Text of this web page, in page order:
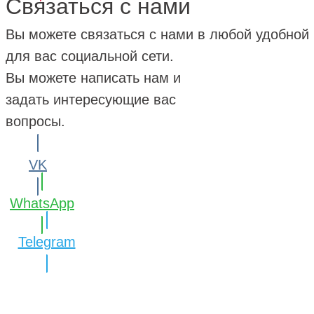
Связаться с нами
Вы можете связаться с нами в любой удобной
для вас социальной сети.
Вы можете написать нам и
задать интересующие вас
вопросы.
VK
WhatsApp
Telegram